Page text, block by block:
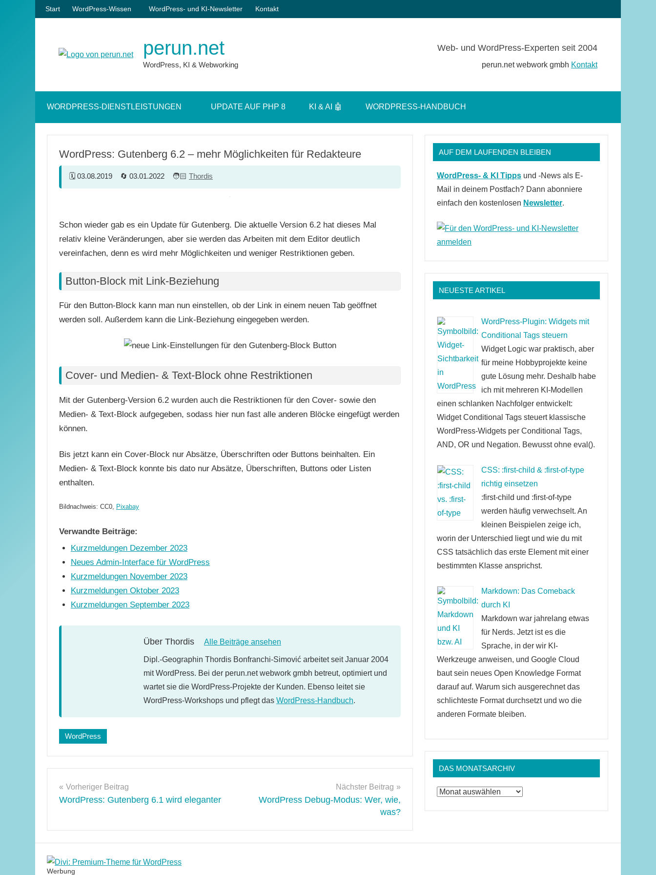
Zum
Inhalt
Start WordPress-Wissen WordPress- und KI-Newsletter Kontakt
perun.net
WordPress, KI & Webworking
Web- und WordPress-Experten seit 2004
perun.net webwork gmbh Kontakt
öffnen
WORDPRESS-DIENSTLEISTUNGEN UPDATE AUF PHP 8 KI & AI 🤖 WORDPRESS-HANDBUCH
WordPress: Gutenberg 6.2 – mehr Möglichkeiten für Redakteure
03.08.2019 03.01.2022 Thordis
Schon wieder gab es ein Update für Gutenberg. Die aktuelle Version 6.2 hat dieses Mal
relativ kleine Veränderungen, aber sie werden das Arbeiten mit dem Editor deutlich
vereinfachen, denn es wird mehr Möglichkeiten und weniger Restriktionen geben.
Button-Block mit Link-Beziehung
Für den Button-Block kann man nun einstellen, ob der Link in einem neuen Tab geöffnet
werden soll. Außerdem kann die Link-Beziehung eingegeben werden.
Cover- und Medien- & Text-Block ohne Restriktionen
Mit der Gutenberg-Version 6.2 wurden auch die Restriktionen für den Cover- sowie den
Medien- & Text-Block aufgegeben, sodass hier nun fast alle anderen Blöcke eingefügt werden
können.
Bis jetzt kann ein Cover-Block nur Absätze, Überschriften oder Buttons beinhalten. Ein
Medien- & Text-Block konnte bis dato nur Absätze, Überschriften, Buttons oder Listen
enthalten.
Bildnachweis: CC0, Pixabay
Verwandte Beiträge:
Kurzmeldungen Dezember 2023
Neues Admin-Interface für WordPress
Kurzmeldungen November 2023
Kurzmeldungen Oktober 2023
Kurzmeldungen September 2023
Über Thordis Alle Beiträge ansehen
Dipl.-Geographin Thordis Bonfranchi-Simović arbeitet seit Januar 2004
mit WordPress. Bei der perun.net webwork gmbh betreut, optimiert und
wartet sie die WordPress-Projekte der Kunden. Ebenso leitet sie
WordPress-Workshops und pflegt das WordPress-Handbuch.
Schlagwörter:
WordPress
Beitragsnavigation
Vorheriger Beitrag
WordPress: Gutenberg 6.1 wird eleganter
Nächster Beitrag
WordPress Debug-Modus: Wer, wie,
was?
AUF DEM LAUFENDEN BLEIBEN
WordPress- & KI Tipps und -News als E-
Mail in deinem Postfach? Dann abonniere
einfach den kostenlosen Newsletter.
NEUESTE ARTIKEL
WordPress-Plugin: Widgets mit
Conditional Tags steuern
Widget Logic war praktisch, aber
für meine Hobbyprojekte keine
gute Lösung mehr. Deshalb habe
ich mit mehreren KI-Modellen
einen schlanken Nachfolger entwickelt:
Widget Conditional Tags steuert klassische
WordPress-Widgets per Conditional Tags,
AND, OR und Negation. Bewusst ohne eval().
CSS: :first-child & :first-of-type
richtig einsetzen
:first-child und :first-of-type
werden häufig verwechselt. An
kleinen Beispielen zeige ich,
worin der Unterschied liegt und wie du mit
CSS tatsächlich das erste Element mit einer
bestimmten Klasse ansprichst.
Markdown: Das Comeback
durch KI
Markdown war jahrelang etwas
für Nerds. Jetzt ist es die
Sprache, in der wir KI-
Werkzeuge anweisen, und Google Cloud
baut sein neues Open Knowledge Format
darauf auf. Warum sich ausgerechnet das
schlichteste Format durchsetzt und wo die
anderen Formate bleiben.
DAS MONATSARCHIV
Das
Werbung